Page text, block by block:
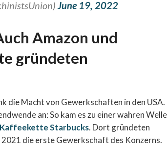
June 19, 2022
Amazon und
gründeten
die Macht von Gewerkschaften in den USA.
an: So kam es zu einer wahren Welle
Kaffeekette Starbucks. Dort gründeten
die erste Gewerkschaft des Konzerns.